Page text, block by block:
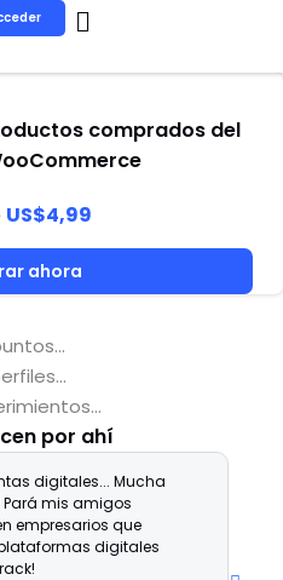
por ahí
digitales... Mucha
mis amigos
empresarios que
digitales
comprados del
US$4,99
ahora